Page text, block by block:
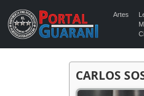
Artes
CARLOS